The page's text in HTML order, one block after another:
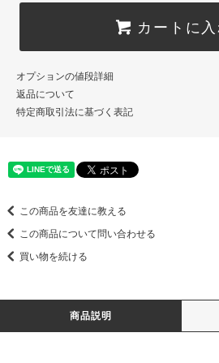
カートに
オプションの値段詳細
返品について
特定商取引法に基づく表記
この商品を友達に教える
この商品について問い合わせる
買い物を続ける
商品説明